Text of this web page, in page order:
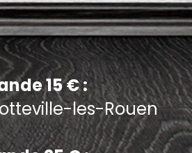
15 € :
les-Rouen